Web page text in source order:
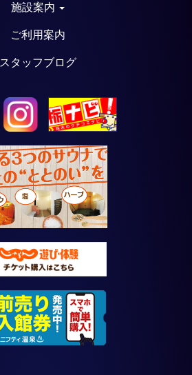
施設案内
ご利用案内
スタッフブログ